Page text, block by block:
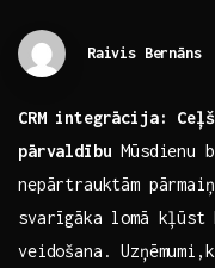
Raivis Bernāns
CRM integrācija:
pārvaldību
nepārtrauktām
svarīgāka lomā
veidošana.